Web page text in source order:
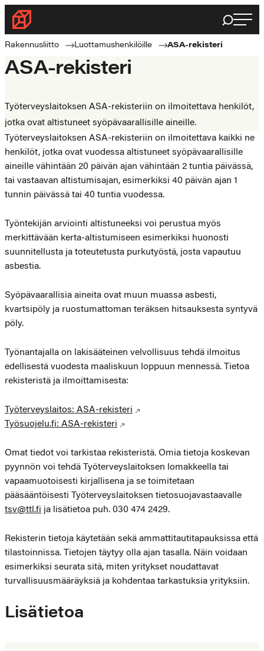
Siirry
suoraan
sisältöön
Rakennusliitto
Rakennusalan
puolella
Haku
Rakennusliitto Luottamushenkilöille ASA-rekisteri
ASA-rekisteri
Työterveyslaitoksen ASA-rekisteriin on ilmoitettava henkilöt,
jotka ovat altistuneet syöpävaarallisille aineille.
Työterveyslaitoksen ASA-rekisteriin on ilmoitettava kaikki ne
henkilöt, jotka ovat vuodessa altistuneet syöpävaarallisille
aineille vähintään 20 päivän ajan vähintään 2 tuntia päivässä,
tai vastaavan altistumisajan, esimerkiksi 40 päivän ajan 1
tunnin päivässä tai 40 tuntia vuodessa.
Työntekijän arviointi altistuneeksi voi perustua myös
merkittävään kerta-altistumiseen esimerkiksi huonosti
suunnitellusta ja toteutetusta purkutyöstä, josta vapautuu
asbestia.
Syöpävaarallisia aineita ovat muun muassa asbesti,
kvartsipöly ja ruostumattoman teräksen hitsauksesta syntyvä
pöly.
Työnantajalla on lakisääteinen velvollisuus tehdä ilmoitus
edellisestä vuodesta maaliskuun loppuun mennessä. Tietoa
rekisteristä ja ilmoittamisesta:
Työterveyslaitos: ASA-rekisteri
Työsuojelu.fi: ASA-rekisteri
Omat tiedot voi tarkistaa rekisteristä. Omia tietoja koskevan
pyynnön voi tehdä Työterveyslaitoksen lomakkeella tai
vapaamuotoisesti kirjallisena ja se toimitetaan
pääsääntöisesti Työterveyslaitoksen tietosuojavastaavalle
tsv@ttl.fi ja lisätietoa puh. 030 474 2429.
Rekisterin tietoja käytetään sekä ammattitautitapauksissa että
tilastoinnissa. Tietojen täytyy olla ajan tasalla. Näin voidaan
esimerkiksi seurata sitä, miten yritykset noudattavat
turvallisuusmääräyksiä ja kohdentaa tarkastuksia yrityksiin.
Lisätietoa